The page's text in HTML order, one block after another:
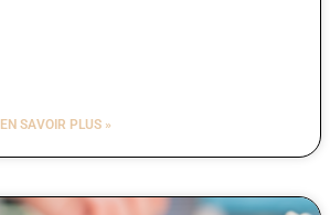
EN SAVOIR PLUS »